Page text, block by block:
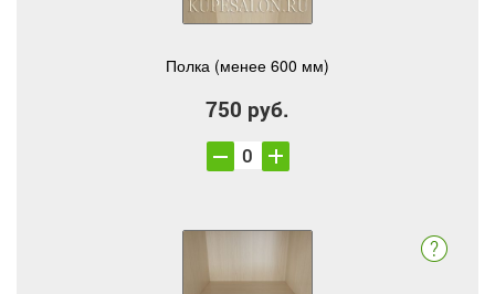
Полка (менее 600 мм)
750 руб.